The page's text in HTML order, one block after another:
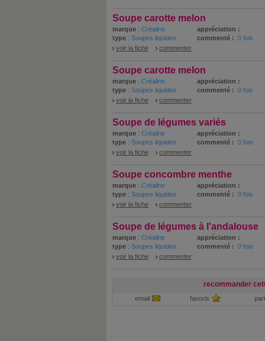
Soupe carotte melon
marque : Créaline
appréciation :
type : Soupes liquides commenté : 0 fois
voir la fiche
commenter
Soupe carotte melon
marque : Créaline
appréciation :
type : Soupes liquides commenté : 0 fois
voir la fiche
commenter
Soupe de légumes variés
marque : Créaline
appréciation :
type : Soupes liquides commenté : 0 fois
voir la fiche
commenter
Soupe concombre menthe
marque : Créaline
appréciation :
type : Soupes liquides commenté : 0 fois
voir la fiche
commenter
Soupe de légumes à l'andalouse
marque : Créaline
appréciation :
type : Soupes liquides commenté : 0 fois
voir la fiche
commenter
recommander
email favoris